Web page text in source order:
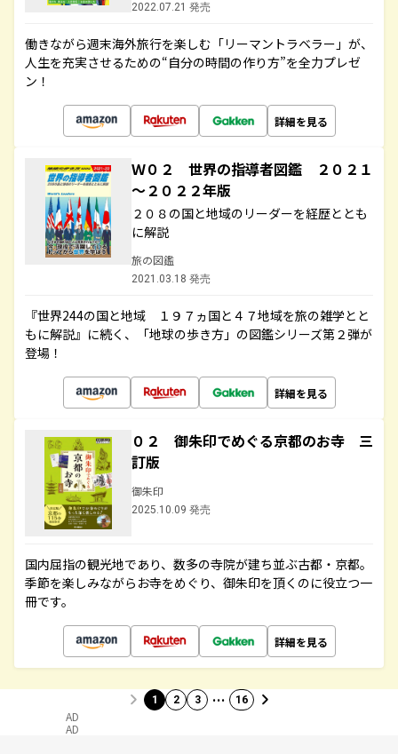
2022.07.21 発売
働きながら週末海外旅行を楽しむ「リーマントラベラー」が、
人生を充実させるための“自分の時間の作り方”を全力プレゼ
ン！
詳細を見る
Ｗ０２ 世界の指導者図鑑 ２０２１
～２０２２年版
２０８の国と地域のリーダーを経歴ととも
に解説
旅の図鑑
2021.03.18 発売
『世界244の国と地域 １９７ヵ国と４７地域を旅の雑学とと
もに解説』に続く、「地球の歩き方」の図鑑シリーズ第２弾が
登場！
詳細を見る
０２ 御朱印でめぐる京都のお寺 三
訂版
御朱印
2025.10.09 発売
国内屈指の観光地であり、数多の寺院が建ち並ぶ古都・京都。
季節を楽しみながらお寺をめぐり、御朱印を頂くのに役立つ一
冊です。
詳細を見る
1 2 3 … 16
AD
AD